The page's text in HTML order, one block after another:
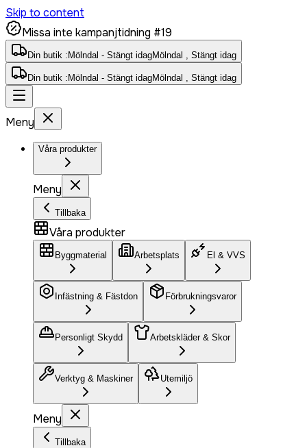
Skip to content
Missa inte kampanjtidning #19
Din butik : Mölndal - Stängt idagMölndal , Stängt idag
Din butik : Mölndal - Stängt idagMölndal , Stängt idag
Meny
Våra produkter
Meny
Tillbaka
Våra produkter
Byggmaterial Arbetsplats El & VVS
Infästning & Fästdon Förbrukningsvaror
Personligt Skydd Arbetskläder & Skor
Verktyg & Maskiner Utemiljö
Meny
Tillbaka